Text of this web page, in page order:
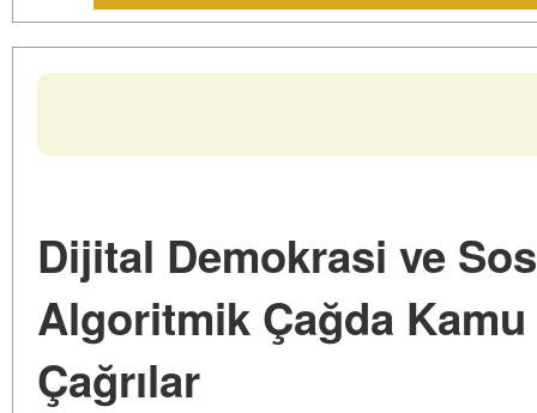
Dijital Demokrasi ve
Algoritmik Çağda Kamu
Çağrılar